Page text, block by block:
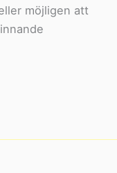
möjligen att